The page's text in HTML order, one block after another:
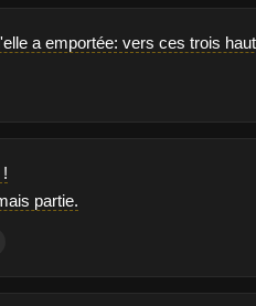
a emportée: vers ces trois
partie.